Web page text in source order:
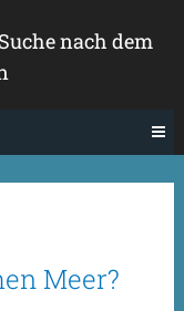
nach dem
Meer?